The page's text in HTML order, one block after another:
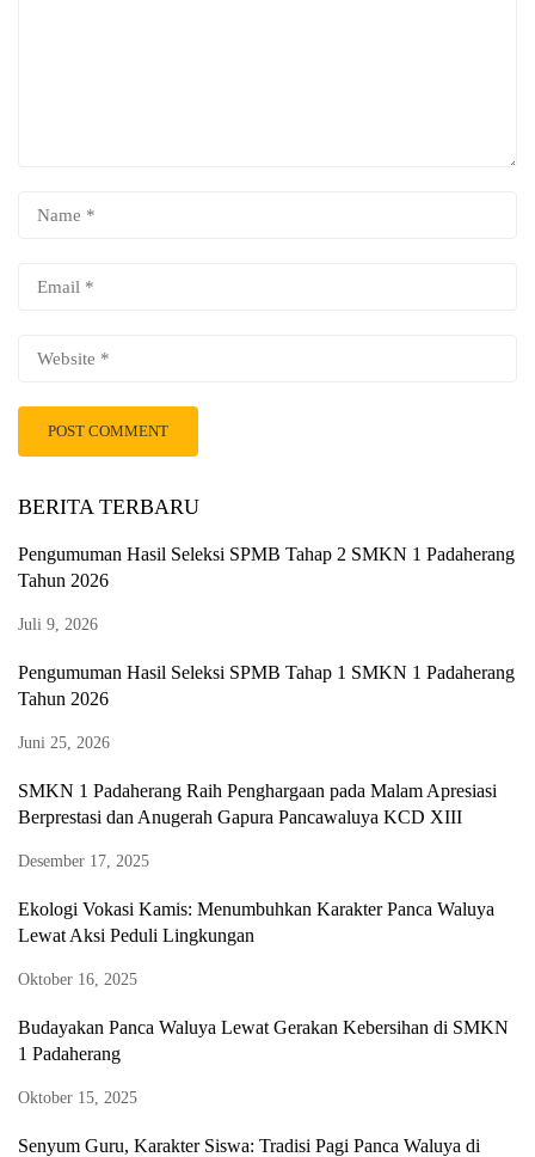
BERITA TERBARU
Pengumuman Hasil Seleksi SPMB Tahap 2 SMKN 1 Padaherang
Tahun 2026
Juli 9, 2026
Pengumuman Hasil Seleksi SPMB Tahap 1 SMKN 1 Padaherang
Tahun 2026
Juni 25, 2026
SMKN 1 Padaherang Raih Penghargaan pada Malam Apresiasi
Berprestasi dan Anugerah Gapura Pancawaluya KCD XIII
Desember 17, 2025
Ekologi Vokasi Kamis: Menumbuhkan Karakter Panca Waluya
Lewat Aksi Peduli Lingkungan
Oktober 16, 2025
Budayakan Panca Waluya Lewat Gerakan Kebersihan di SMKN
1 Padaherang
Oktober 15, 2025
Senyum Guru, Karakter Siswa: Tradisi Pagi Panca Waluya di